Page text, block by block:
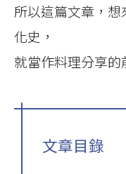
所以這篇文章，
化史，
就當作料理分享的
文章目錄